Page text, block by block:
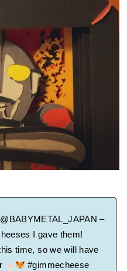
@BABYMETAL_JAPAN –
I gave them!
time, so we will have
#gimmecheese